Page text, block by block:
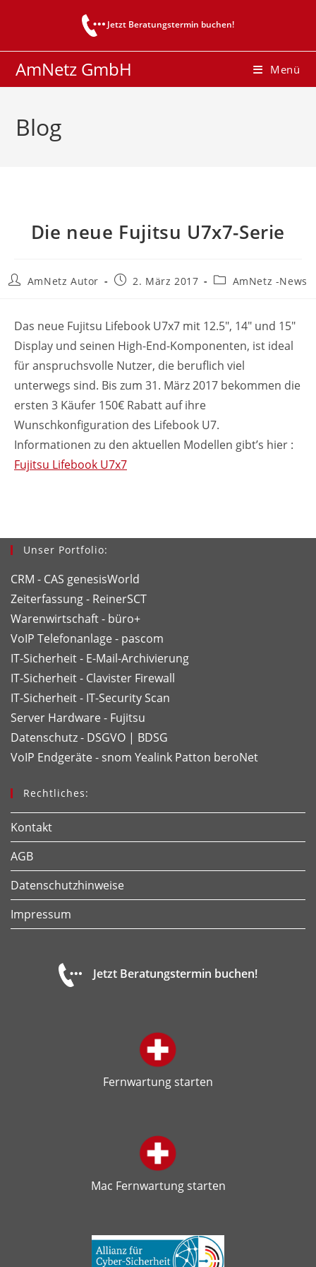
Jetzt Beratungstermin buchen!
AmNetz GmbH Menü
Blog
Die neue Fujitsu U7x7-Serie
Beitrags-
AmNetz Autor
Beitrag2. März 2017
Beitrags-
AmNetz -News
Das neue Fujitsu Lifebook U7x7 mit 12.5″, 14″ und 15″
Display und seinen High-End-Komponenten, ist ideal
für anspruchsvolle Nutzer, die beruflich viel
unterwegs sind. Bis zum 31. März 2017 bekommen die
ersten 3 Käufer 150€ Rabatt auf ihre
Wunschkonfiguration des Lifebook U7.
Informationen zu den aktuellen Modellen gibt’s hier :
Fujitsu Lifebook U7x7
Unser Portfolio:
CRM - CAS genesisWorld
Zeiterfassung - ReinerSCT
Warenwirtschaft - büro+
VoIP Telefonanlage - pascom
IT-Sicherheit - E-Mail-Archivierung
IT-Sicherheit - Clavister Firewall
IT-Sicherheit - IT-Security Scan
Server Hardware - Fujitsu
Datenschutz - DSGVO | BDSG
VoIP Endgeräte - snom Yealink Patton beroNet
Rechtliches:
Kontakt
AGB
Datenschutzhinweise
Impressum
Jetzt Beratungstermin buchen!
Fernwartung starten
Mac Fernwartung starten